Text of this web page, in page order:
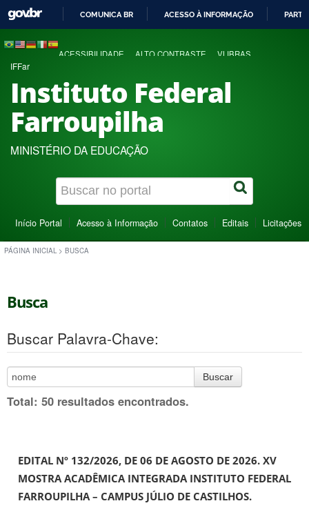
COMUNICA BR ACESSO À INFORMAÇÃO
ACESSIBILIDADE ALTO CONTRASTE VLIBRAS
IFFar
Instituto Federal
Farroupilha
MINISTÉRIO DA EDUCAÇÃO
Início Portal Acesso à Informação Contatos Editais Licitações
PÁGINA INICIAL > BUSCA
Busca
Buscar Palavra-Chave:
Buscar
Total: 50 resultados encontrados.
EDITAL Nº 132/2026, DE 06 DE AGOSTO DE 2026. XV
MOSTRA ACADÊMICA INTEGRADA INSTITUTO FEDERAL
FARROUPILHA – CAMPUS JÚLIO DE CASTILHOS.